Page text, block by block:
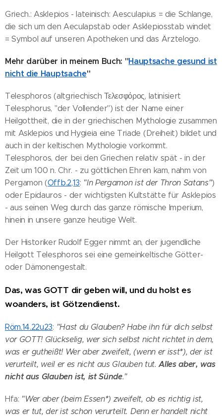
Griech.: Asklepios - lateinisch: Aesculapius = die Schlange,
die sich um den Aeculapstab oder Asklepiosstab windet
= Symbol auf unseren Apotheken und das Ärztelogo.
Mehr darüber in meinem Buch: "Hauptsache gesund ist
nicht die Hauptsache"
Telesphoros (altgriechisch Τελεσφόρος, latinisiert
Telesphorus, "der Vollender") ist der Name einer
Heilgottheit, die in der griechischen Mythologie zusammen
mit Asklepios und Hygieia eine Triade (Dreiheit) bildet und
auch in der keltischen Mythologie vorkommt.
Telesphoros, der bei den Griechen relativ spät - in der
Zeit um 100 n. Chr. - zu göttlichen Ehren kam, nahm von
Pergamon (Offb.2,13: "In Pergamon ist der Thron Satans")
oder Epidauros - der wichtigsten Kultstätte für Asklepios
- aus seinen Weg durch das ganze römische Imperium,
hinein in unsere ganze heutige Welt.
Der Historiker Rudolf Egger nimmt an, der jugendliche
Heilgott Telesphoros sei eine gemeinkeltische Götter-
oder Dämonengestalt.
Das, was GOTT dir geben will, und du holst es
woanders, ist Götzendienst.
Röm.14.22u23: "Hast du Glauben? Habe ihn für dich selbst
vor GOTT! Glückselig, wer sich selbst nicht richtet in dem,
was er gutheißt! Wer aber zweifelt, (wenn er isst*), der ist
verurteilt, weil er es nicht aus Glauben tut.Alles aber, was
nicht aus Glauben ist, ist Sünde."
Hfa: "Wer aber (beim Essen*) zweifelt, ob es richtig ist,
was er tut, der ist schon verurteilt. Denn er handelt nicht